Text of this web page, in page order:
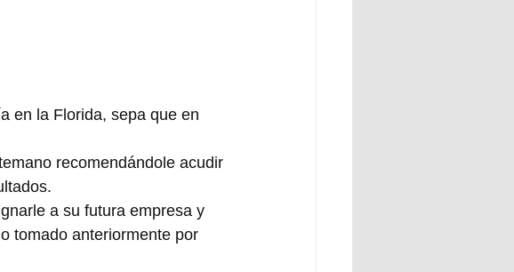
en la Florida, sepa que en
recomendándole acudir
a su futura empresa y
tomado anteriormente por